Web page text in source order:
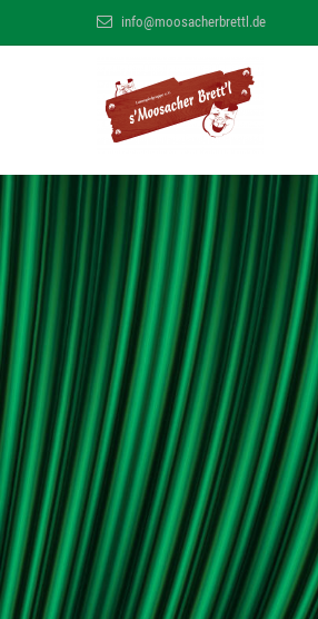
info@moosacherbrettl.de
MÜNCHNER MUNDART THEATER